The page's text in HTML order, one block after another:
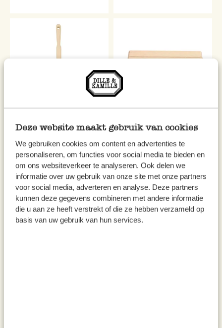
Deze website maakt gebruik van cookies
We gebruiken cookies om content en advertenties te
personaliseren, om functies voor social media te bieden en
om ons websiteverkeer te analyseren. Ook delen we
informatie over uw gebruik van onze site met onze partners
voor social media, adverteren en analyse. Deze partners
kunnen deze gegevens combineren met andere informatie
die u aan ze heeft verstrekt of die ze hebben verzameld op
basis van uw gebruik van hun services.
Toilettenbürste, Buchenholz
6,95
inkl. MwSt zzgl. Versandkosten
Kartenhalter, Buchenholz,
4,95
inkl. MwSt zzgl. Versandkosten